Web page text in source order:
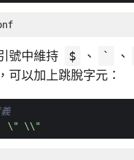
號中維持 $ 、 ` 、
可以加上跳脫字元：
\" \\"